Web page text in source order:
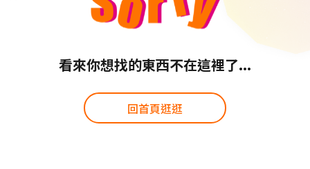
看來你想找的東西不在這裡了...
回首頁逛逛